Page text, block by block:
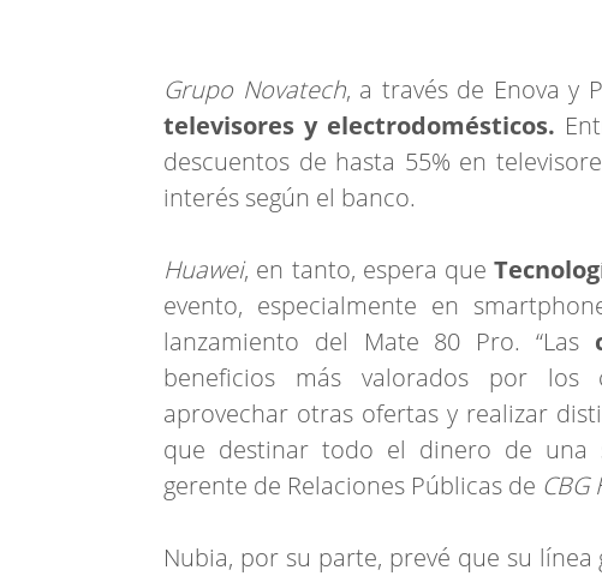
Grupo Novatech, a través de Enova y
televisores y electrodomésticos.
descuentos de hasta 55% en
interés según el banco.
Huawei, en tanto, espera que
evento, especialmente en
lanzamiento del Mate 80 Pro. “Las
beneficios más valorados por los
aprovechar otras ofertas y realizar
que destinar todo el dinero de una
gerente de Relaciones Públicas de CBG
Nubia, por su parte, prevé que su